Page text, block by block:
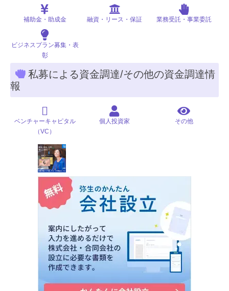
補助金・助成金 融資・リース・保証 業務受託・事業委託
ビジネスプラン募集・表
彰
私募による資金調達/その他の資金調達情
報
ベンチャーキャピタル
（VC）
個人投資家 その他